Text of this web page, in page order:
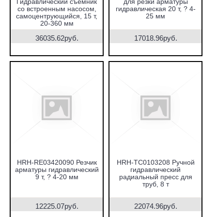
со встроенным насосом,
самоцентрующийся, 15 т,
20-360 мм
36035.62руб.
гидравлическая 20 т, ? 4-
25 мм
17018.96руб.
HRH-RE03420090 Резчик
арматуры гидравлический
9 т, ? 4-20 мм
12225.07руб.
HRH-TC0103208 Ручной
гидравлический
радиальный пресс для
труб, 8 т
22074.96руб.